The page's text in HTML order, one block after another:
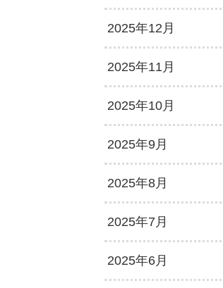
2025年12月
2025年11月
2025年10月
2025年9月
2025年8月
2025年7月
2025年6月